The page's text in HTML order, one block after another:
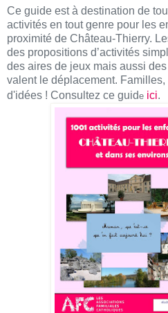
Ce guide est à destination de
activités en tout genre pour les
proximité de Château-Thierry.
des propositions d’activités
des aires de jeux mais aussi
valent le déplacement.
d'idées ! Consultez ce guide ici.